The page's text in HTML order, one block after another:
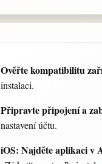
Ověřte kompatibilitu
instalaci.
Připravte připojení a
nastavení účtu.
iOS: Najděte aplikaci v